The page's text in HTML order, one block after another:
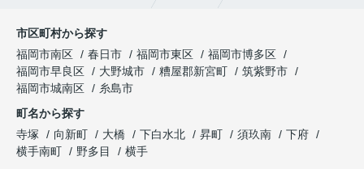
市区町村から探す
福岡市南区
春日市 福岡市東区
福岡市博多区
福岡市早良区
大野城市 糟屋郡新宮町
筑紫野市
福岡市城南区
糸島市
町名から探す
寺塚
向新町 大橋 下白水北 昇町 須玖南
下府
横手南町
野多目
横手